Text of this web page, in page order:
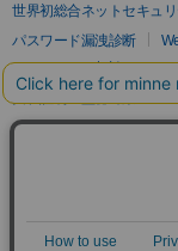
世界初総合ネットセキュ
パスワード漏洩診断
セキュリティ相談AIチャ
実在証明・盗聴対策
サイバー攻撃対策（GMO